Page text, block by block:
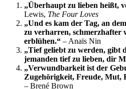
„Überhaupt zu lieben heißt,
Lewis, The Four Loves
„Und es kam der Tag, an
zu verharren, schmerzhafter
erblühen.“ – Anaïs Nin
„Tief geliebt zu werden, gibt
jemanden tief zu lieben, dir
„Verwundbarkeit ist der
Zugehörigkeit, Freude, Mut,
– Brené Brown